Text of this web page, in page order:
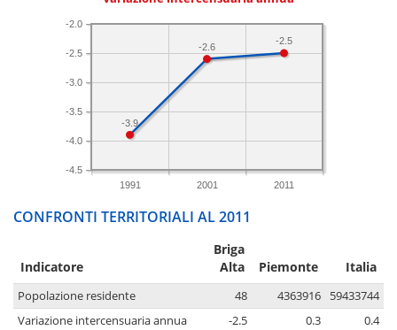
1991 2001 2011
-4.5
-4.0
-3.5
-3.0
-2.5
-2.0
-2.5
-2.6
-3.9
CONFRONTI TERRITORIALI AL 2011
Indicatore
Briga
Alta
Piemonte Italia
Popolazione residente 48 4363916
59433744
Variazione intercensuaria annua
-2.5 0.3
0.4